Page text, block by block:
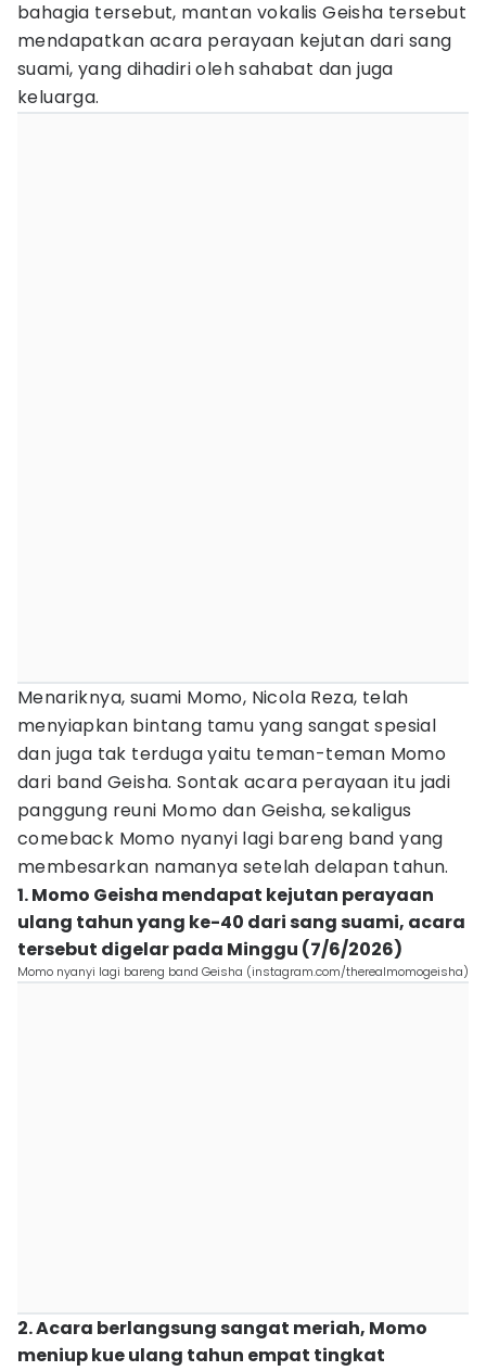
bahagia tersebut, mantan vokalis Geisha tersebut
mendapatkan acara perayaan kejutan dari sang
suami, yang dihadiri oleh sahabat dan juga
keluarga.
Menariknya, suami Momo, Nicola Reza, telah
menyiapkan bintang tamu yang sangat spesial
dan juga tak terduga yaitu teman-teman Momo
dari band Geisha. Sontak acara perayaan itu jadi
panggung reuni Momo dan Geisha, sekaligus
comeback Momo nyanyi lagi bareng band yang
membesarkan namanya setelah delapan tahun.
1. Momo Geisha mendapat kejutan perayaan
ulang tahun yang ke-40 dari sang suami, acara
tersebut digelar pada Minggu (7/6/2026)
Momo nyanyi lagi bareng band Geisha (instagram.com/therealmomogeisha)
2. Acara berlangsung sangat meriah, Momo
meniup kue ulang tahun empat tingkat